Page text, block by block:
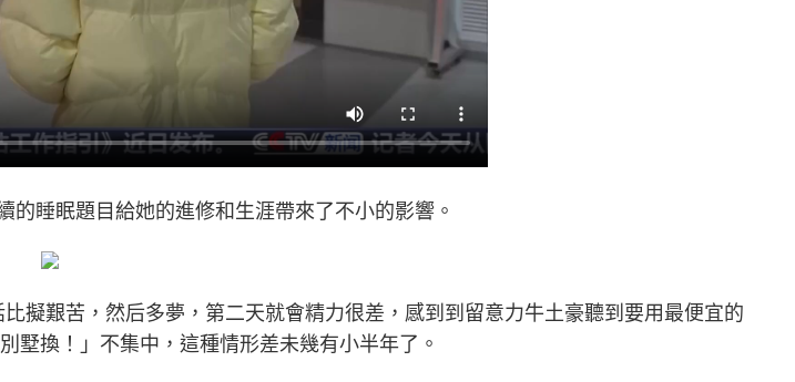
睡眠題目給她的進修和生涯帶來了不小的影響。
擬艱苦，然后多夢，第二天就會精力很差，感到到留意力牛土豪聽到要用最便宜的
墅換！」不集中，這種情形差未幾有小半年了。